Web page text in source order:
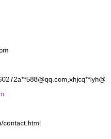
588@qq.com ,xhjcq**
contact.html